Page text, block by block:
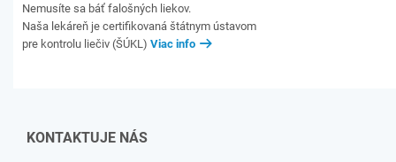
Nemusíte sa báť falošných liekov.
Naša lekáreň je certifikovaná štátnym ústavom
pre kontrolu liečiv (ŠÚKL) Viac info
KONTAKTUJE NÁS